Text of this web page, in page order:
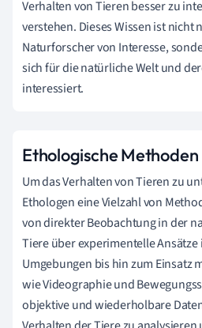
Verhalten von Tieren besser zu
verstehen. Dieses Wissen ist nicht
Naturforscher von Interesse,
sich für die natürliche Welt und
interessiert.
Ethologische Methoden
Um das Verhalten von Tieren zu
Ethologen eine Vielzahl von
von direkter Beobachtung in der
Tiere über experimentelle
Umgebungen bis hin zum Einsatz
wie Videographie und
objektive und wiederholbare